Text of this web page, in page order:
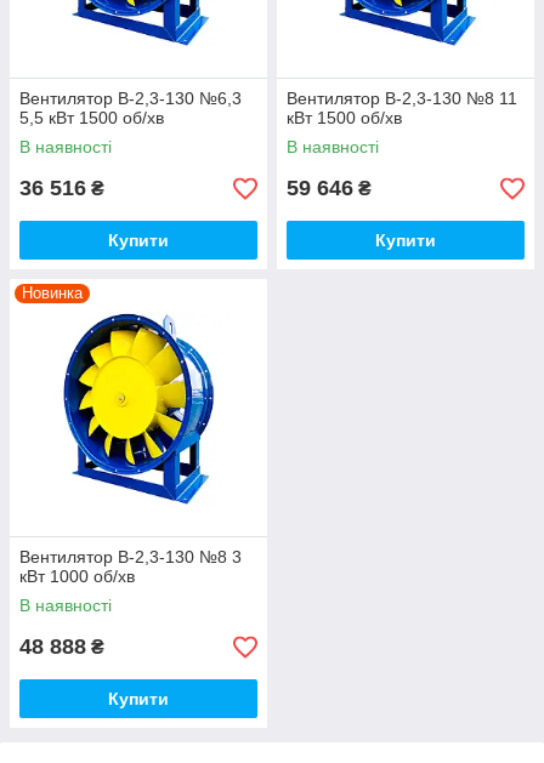
Вентилятор В-2,3-130 №6,3
5,5 кВт 1500 об/хв
В наявності
36 516 ₴
Купити
Вентилятор В-2,3-130 №8 11
кВт 1500 об/хв
В наявності
59 646 ₴
Купити
Новинка
Вентилятор В-2,3-130 №8 3
кВт 1000 об/хв
В наявності
48 888 ₴
Купити